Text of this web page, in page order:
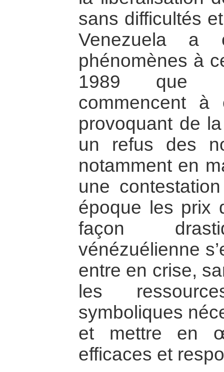
sans difficultés
Venezuela a
phénomènes à
1989 que
commencent
provoquant de
un refus des
notamment en
une
époque les prix
façon
vénézuélienne
entre en crise,
les
symboliques
et mettre en
efficaces et